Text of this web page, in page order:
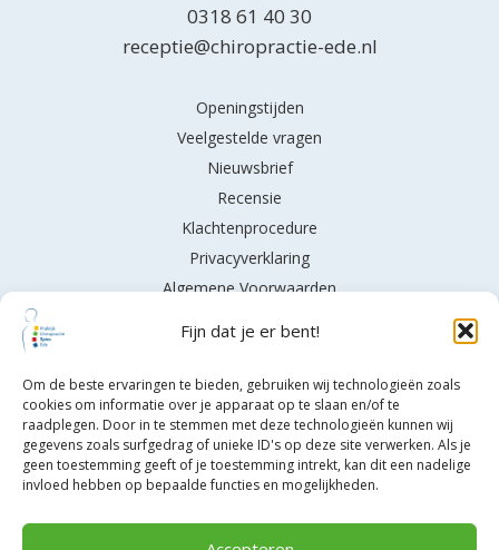
Fijn dat je er bent!
Om de beste ervaringen te bieden, gebruiken wij technologieën zoals
cookies om informatie over je apparaat op te slaan en/of te
raadplegen. Door in te stemmen met deze technologieën kunnen wij
gegevens zoals surfgedrag of unieke ID's op deze site verwerken. Als je
geen toestemming geeft of je toestemming intrekt, kan dit een nadelige
invloed hebben op bepaalde functies en mogelijkheden.
0318 61 40 30
receptie@chiropractie-ede.nl
Openingstijden
Veelgestelde vragen
Nieuwsbrief
Recensie
Klachtenprocedure
Privacyverklaring
Algemene Voorwaarden